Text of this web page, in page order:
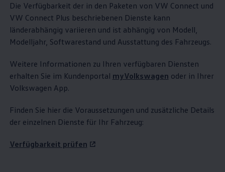
Die Verfügbarkeit der in den Paketen von VW Connect und
VW Connect Plus beschriebenen Dienste kann
länderabhängig variieren und ist abhängig von Modell,
Modelljahr, Softwarestand und Ausstattung des Fahrzeugs.
Weitere Informationen zu Ihren verfügbaren Diensten
erhalten Sie im Kundenportal myVolkswagen oder in Ihrer
Volkswagen App.
Finden Sie hier die Voraussetzungen und zusätzliche Details
der einzelnen Dienste für Ihr Fahrzeug:
Verfügbarkeit prüfen